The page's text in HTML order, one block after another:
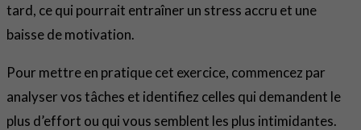
tard, ce qui pourrait entraîner un stress accru et une
baisse de motivation.
Pour mettre en pratique cet exercice, commencez par
analyser vos tâches et identifiez celles qui demandent le
plus d’effort ou qui vous semblent les plus intimidantes.